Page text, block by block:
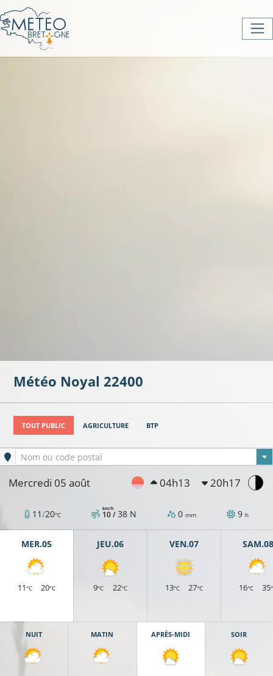
Météo Noyal 22400
TOUT PUBLIC AGRICULTURE BTP
Ville sélectionnée
Nom ou code postal
Mercredi 05 août 04h13 20h17
11/20°C 10 /
km/h 38 N 0 mm 9 h
MER.05
11°C 20°C
JEU.06
9°C 22°C
VEN.07
13°C 27°C
SAM.08
16°C 35
NUIT MATIN APRÈS-MIDI SOIR